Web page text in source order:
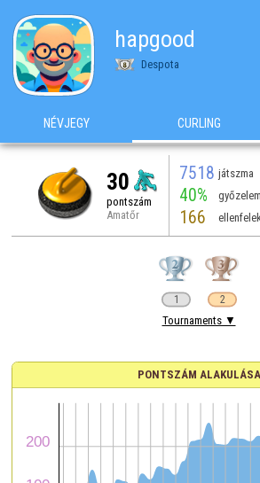
hapgood
Despota
NÉVJEGY CURLING
30
pontszám
Amatőr
7518 játszma
40% győzelem
166
1 2
Tournaments ▼
PONTSZÁM ALAKULÁSA